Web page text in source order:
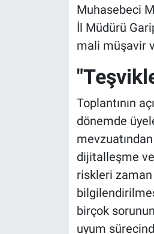
Muhasebeci
İl Müdürü
mali müşavir
Toplantının
dönemde
dijitalleşme
riskleri
birçok
uyum